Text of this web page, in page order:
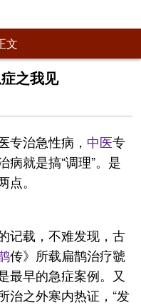
文
之我见
专治急性病， 中医专
病就是搞“调理”。是
。
记载，不难发现，古
传》所载扁鹊治疗虢
最早的急症案例。又
治之外寒内热证，“发